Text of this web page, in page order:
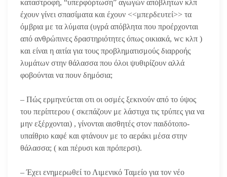
καταστροφή, “υπερφόρτωση” αγωγών απόβλητων κλπ
έχουν γίνει σπασίματα και έχουν <<μπερδευτεί>> τα
όμβρια με τα λύματα (υγρά απόβλητα που προέρχονται
από ανθρώπινες δραστηριότητες όπως οικιακά, wc κλπ )
και είναι η αιτία για τους προβληματισμούς διαρροής
λυμάτων στην θάλασσα που όλοι ψυθιρίζουν αλλά
φοβούνται να πουν δημόσια;
– Πώς ερμηνεύεται οτι οι οσμές ξεκινούν από το ύψος
του περίπτερου ( σκεπάζουν με λάστιχα τις τρύπες για να
μην εξέρχονται) , γίνονται αισθητές στον παιδότοπο-
υπαίθριο καφέ και φτάνουν με το αεράκι μέσα στην
θάλασσα; ( και πέρυσι και πρόπερσι).
– Έχει ενημερωθεί το Λιμενικό Ταμείο για τον νέο